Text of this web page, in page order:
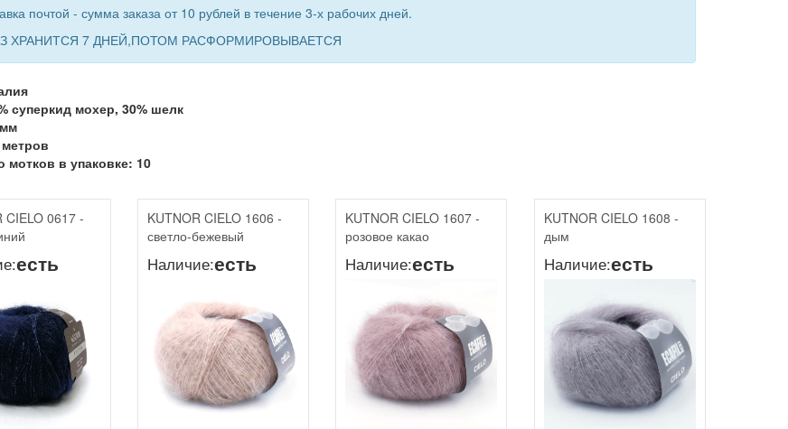
почтой - сумма заказа от 10 рублей в течение 3-х рабочих дней.
ХРАНИТСЯ 7 ДНЕЙ,ПОТОМ РАСФОРМИРОВЫВАЕТСЯ
суперкид мохер, 30% шелк
мотков в упаковке: 10
CIELO 0617 -
есть
KUTNOR CIELO 1606 -
светло-бежевый
Наличие:есть
KUTNOR CIELO 1607 -
розовое какао
Наличие:есть
KUTNOR CIELO 1608 -
дым
Наличие:есть